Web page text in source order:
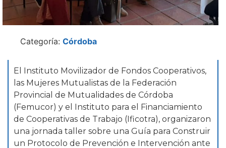
Categoría: Córdoba
El Instituto Movilizador de Fondos Cooperativos,
las Mujeres Mutualistas de la Federación
Provincial de Mutualidades de Córdoba
(Femucor) y el Instituto para el Financiamiento
de Cooperativas de Trabajo (Ificotra), organizaron
una jornada taller sobre una Guía para Construir
un Protocolo de Prevención e Intervención ante